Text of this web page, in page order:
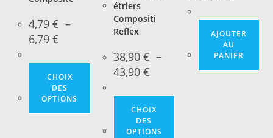
4,79€ –
6,79€
4,79 €
6,79 €
CHOIX
DES
OPTIONS
produit
variations.
étriers
Compositi
Reflex
38,90 € –
43,90 €Plage
de
38,90 €
43,90 €
CHOIX
DES
OPTIONS
AJOUTER
AU
PANIER